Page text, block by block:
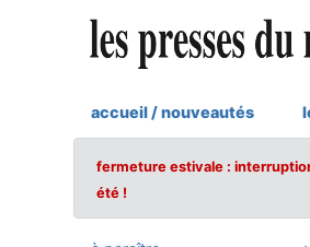
accueil / nouveautés
fermeture estivale :
été !